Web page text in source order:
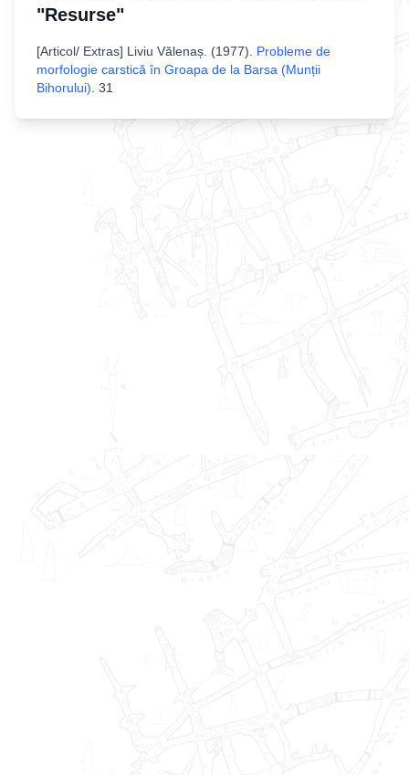
"Resurse"
[Articol/ Extras] Liviu Vălenaș . (1977). Probleme de
morfologie carstică în Groapa de la Barsa (Munții
Bihorului) 31